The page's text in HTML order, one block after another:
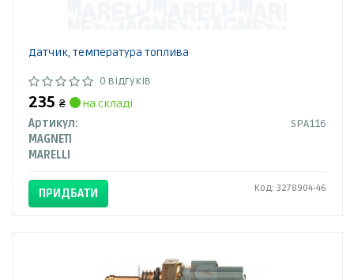
Датчик, температура топлива
0 відгуків
235 ₴
на складі
Артикул:
SPA116
MAGNETI
MARELLI
ПРИДБАТИ Код: 3278904-46